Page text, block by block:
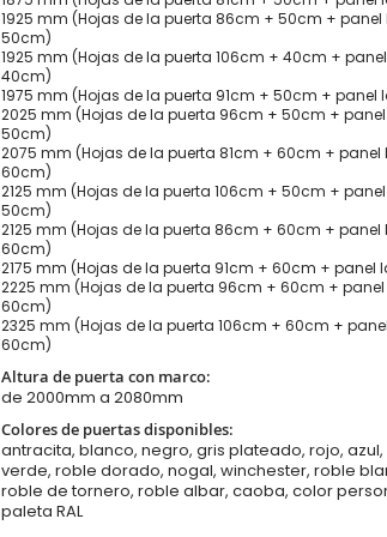
Fargo 26A T -
1925 mm (Hojas de la puerta 86cm + 50cm + panel
50cm)
1925 mm (Hojas de la puerta 106cm + 40cm +
40cm)
1975 mm (Hojas de la puerta 91cm + 50cm + panel
2025 mm (Hojas de la puerta 96cm + 50cm +
50cm)
2075 mm (Hojas de la puerta 81cm + 60cm + panel
60cm)
2125 mm (Hojas de la puerta 106cm + 50cm +
50cm)
2125 mm (Hojas de la puerta 86cm + 60cm + panel
60cm)
2175 mm (Hojas de la puerta 91cm + 60cm + panel
2225 mm (Hojas de la puerta 96cm + 60cm +
60cm)
2325 mm (Hojas de la puerta 106cm + 60cm +
60cm)
Altura de puerta con marco:
de 2000mm a 2080mm
Colores de puertas disponibles:
antracita, blanco, negro, gris plateado, rojo,
verde, roble dorado, nogal, winchester, roble
roble de tornero, roble albar, caoba, color
paleta RAL